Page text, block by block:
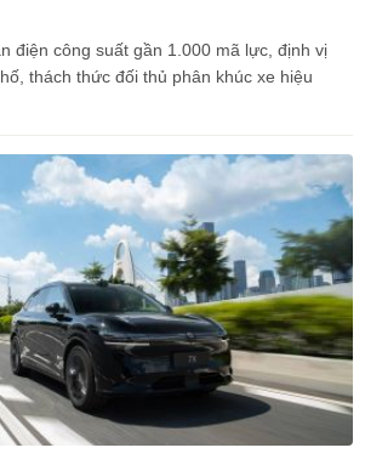
điện công suất gần 1.000 mã lực, định vị
thách thức đối thủ phân khúc xe hiệu